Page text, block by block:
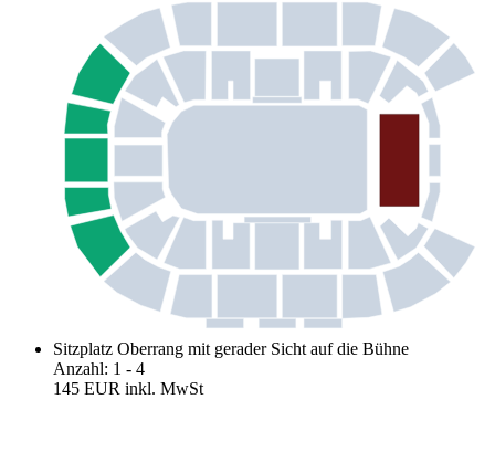
Sitzplatz Oberrang mit gerader Sicht auf die Bühne
Anzahl: 1 - 4
145 EUR inkl. MwSt